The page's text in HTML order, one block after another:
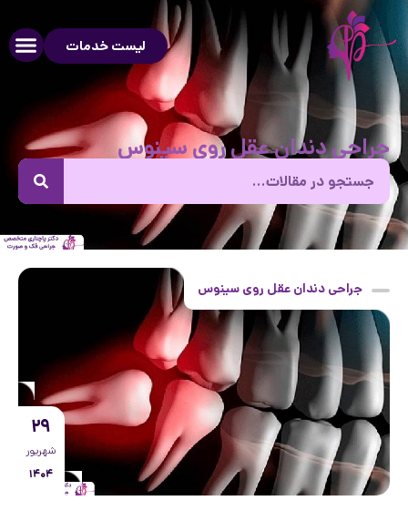
لیست خدمات
جراحی دندان عقل روی سینوس
جراحی دندان عقل روی سینوس
۲۹
شهریور
۱۴۰۴